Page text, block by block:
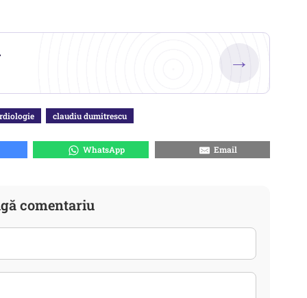
→
claudiu dumitrescu
WhatsApp Email
comentariu